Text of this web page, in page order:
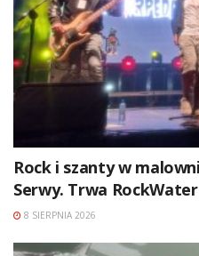
Rock i szanty w
Serwy. Trwa
8 SIERPNIA 2026